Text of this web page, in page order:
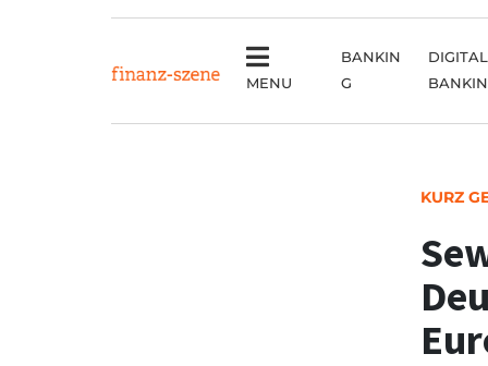
MENU
BANKIN
G
DIGITAL
KURZ